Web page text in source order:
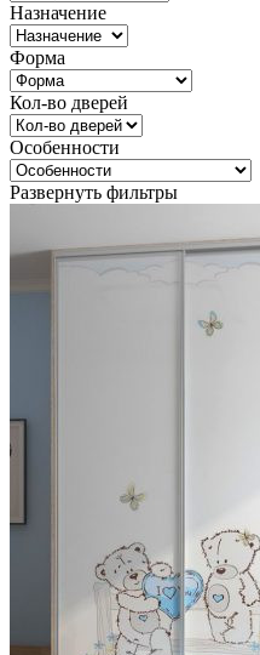
Назначение
Форма
Кол-во дверей
Особенности
Развернуть фильтры